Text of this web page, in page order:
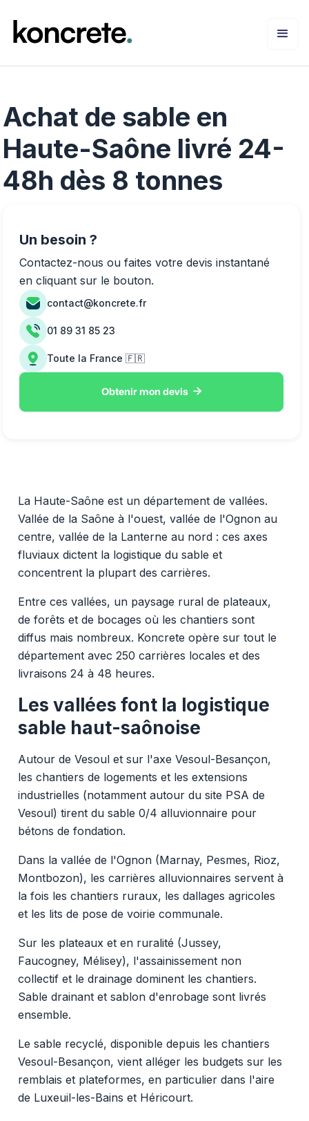
Achat de sable en
Haute-Saône livré 24-
48h dès 8 tonnes
La Haute-Saône est un département de vallées.
Vallée de la Saône à l'ouest, vallée de l'Ognon au
centre, vallée de la Lanterne au nord : ces axes
fluviaux dictent la logistique du sable et
concentrent la plupart des carrières.
Entre ces vallées, un paysage rural de plateaux,
de forêts et de bocages où les chantiers sont
diffus mais nombreux. Koncrete opère sur tout le
département avec 250 carrières locales et des
livraisons 24 à 48 heures.
Les vallées font la logistique
sable haut-saônoise
Autour de Vesoul et sur l'axe Vesoul-Besançon,
les chantiers de logements et les extensions
industrielles (notamment autour du site PSA de
Vesoul) tirent du sable 0/4 alluvionnaire pour
bétons de fondation.
Dans la vallée de l'Ognon (Marnay, Pesmes, Rioz,
Montbozon), les carrières alluvionnaires servent à
la fois les chantiers ruraux, les dallages agricoles
et les lits de pose de voirie communale.
Sur les plateaux et en ruralité (Jussey,
Faucogney, Mélisey), l'assainissement non
collectif et le drainage dominent les chantiers.
Sable drainant et sablon d'enrobage sont livrés
ensemble.
Le sable recyclé, disponible depuis les chantiers
Vesoul-Besançon, vient alléger les budgets sur les
remblais et plateformes, en particulier dans l'aire
de Luxeuil-les-Bains et Héricourt.
Un besoin ?
Contactez-nous ou faites votre devis instantané
en cliquant sur le bouton.
contact@koncrete.fr
01 89 31 85 23
Toute la France 🇫🇷
Obtenir mon devis 